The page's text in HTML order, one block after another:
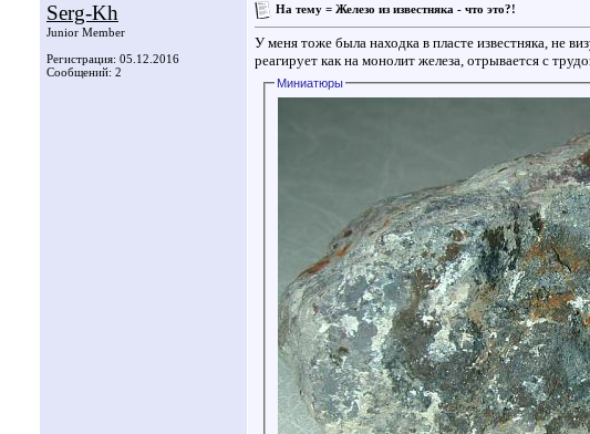
Serg-Kh
Junior Member
Регистрация: 05.12.2016
Сообщений: 2
На тему = Железо из известняка - что это?!
У меня тоже была находка в пласте известняка, не
реагирует как на монолит железа, отрывается с
Миниатюры